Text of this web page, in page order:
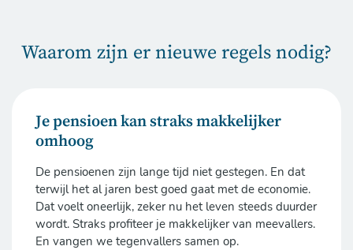
Waarom zijn er nieuwe regels nodig?
Je pensioen kan straks makkelijker
omhoog
De pensioenen zijn lange tijd niet gestegen. En dat
terwijl het al jaren best goed gaat met de economie.
Dat voelt oneerlijk, zeker nu het leven steeds duurder
wordt. Straks profiteer je makkelijker van meevallers.
En vangen we tegenvallers samen op.